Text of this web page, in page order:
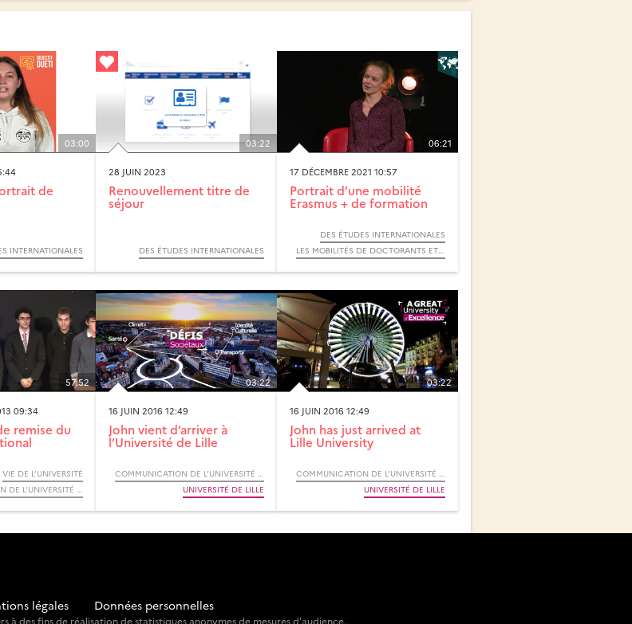
03:00
de
INTERNATIONALES
03:22
28 JUIN 2023
Renouvellement titre de
séjour
DES ÉTUDES INTERNATIONALES
06:21
17 DÉCEMBRE 2021 10:57
Portrait d’une mobilité
Erasmus + de formation
DES ÉTUDES INTERNATIONALES
LES MOBILITÉS DE DOCTORANTS ET DE PERSONNELS
57:52
09:34
remise du
VIE DE L’UNIVERSITÉ
COMMUNICATION DE L’UNIVERSITÉ DE LILLE
03:22
16 JUIN 2016 12:49
John vient d’arriver à
l’Université de Lille
COMMUNICATION DE L’UNIVERSITÉ DE LILLE
UNIVERSITÉ DE LILLE
03:22
16 JUIN 2016 12:49
John has just arrived at
Lille University
COMMUNICATION DE L’UNIVERSITÉ DE LILLE
UNIVERSITÉ DE LILLE
légales Données personnelles
à des fins de réalisation de statistiques anonymes de mesures d'audience.